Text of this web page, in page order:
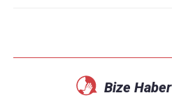
Bize